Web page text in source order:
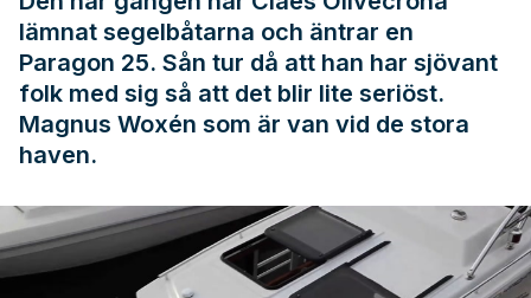
lämnat segelbåtarna och äntrar en
Paragon 25. Sån tur då att han har sjövant
folk med sig så att det blir lite seriöst.
Magnus Woxén som är van vid de stora
haven.